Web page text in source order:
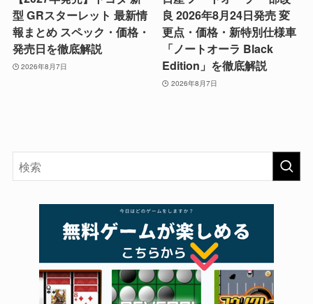
型 GRスターレット 最新情
報まとめ スペック・価格・
発売日を徹底解説
2026年8月7日
良 2026年8月24日発売 変
更点・価格・新特別仕様車
「ノートオーラ Black
Edition」を徹底解説
2026年8月7日